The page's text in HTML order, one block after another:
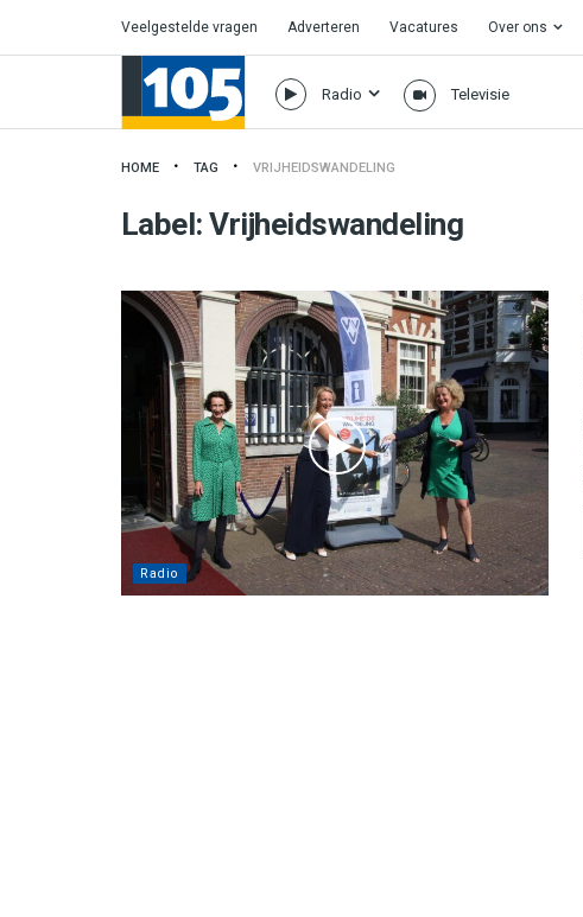
Veelgestelde vragen Adverteren Vacatures Over ons
Radio Televisie
HOME TAG VRIJHEIDSWANDELING
Label:Vrijheidswandeling
Radio